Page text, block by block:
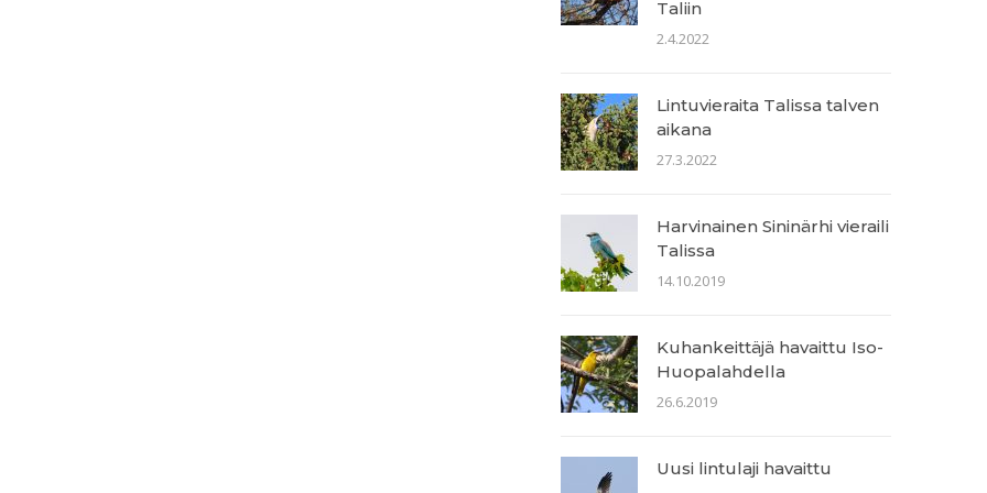
Taliin
2.4.2022
Lintuvieraita Talissa talven
aikana
27.3.2022
Harvinainen Sininärhi vieraili
Talissa
14.10.2019
Kuhankeittäjä havaittu Iso-
Huopalahdella
26.6.2019
Uusi lintulaji havaittu